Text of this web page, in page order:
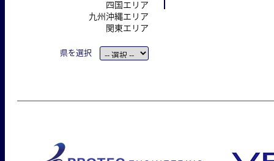
四国エリア
九州沖縄エリア
関東エリア
県を選択